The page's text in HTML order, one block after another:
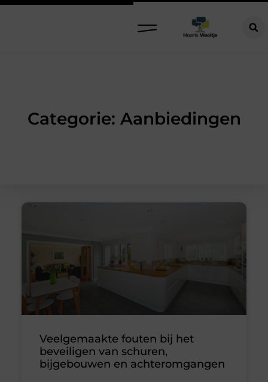
Categorie: Aanbiedingen
Veelgemaakte fouten bij het
beveiligen van schuren,
bijgebouwen en achteromgangen